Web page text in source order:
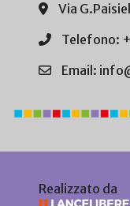
Via
Telefono:
Email:
Realizzato da